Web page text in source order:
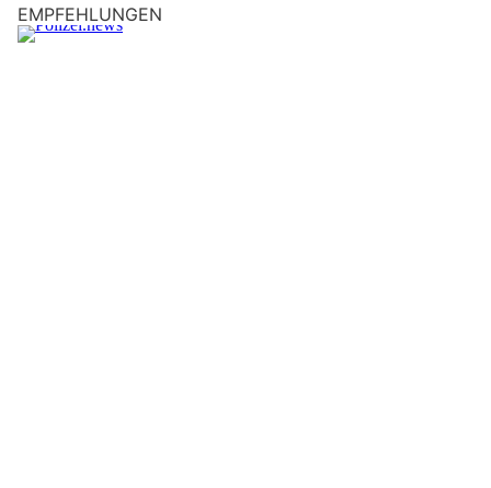
EMPFEHLUNGEN